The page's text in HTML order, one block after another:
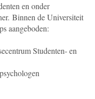
en onder
Binnen de Universiteit
aangeboden:
Studenten- en